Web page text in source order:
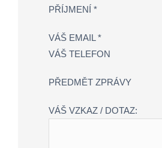
PŘÍJMENÍ *
VÁŠ EMAIL *
VÁŠ TELEFON
PŘEDMĚT ZPRÁVY
VÁŠ VZKAZ / DOTAZ: